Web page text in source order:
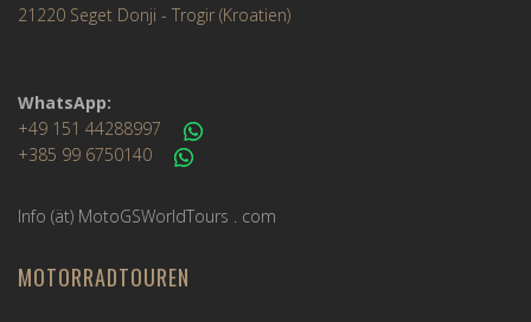
21220 Seget Donji - Trogir (Kroatien)
WhatsApp:
+49 151 44288997
+385 99 6750140
Info (ät) MotoGSWorldTours . com
MOTORRADTOUREN